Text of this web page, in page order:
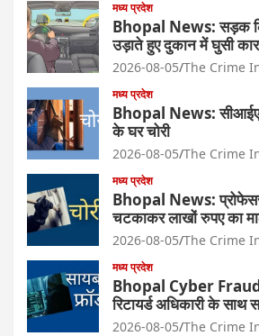
मध्य प्रदेश
Bhopal News: सड़क
उड़ाते हुए दुकान में घुसी कार
2026-08-05 The Crime
मध्य प्रदेश
Bhopal News:
के घर चोरी
2026-08-05 The Crime
मध्य प्रदेश
Bhopal News:
चटकाकर लाखों रुपए का
2026-08-05 The Crime
मध्य प्रदेश
Bhopal Cyber Fraud:
रिटायर्ड अधिकारी के साथ
2026-08-05 The Crime